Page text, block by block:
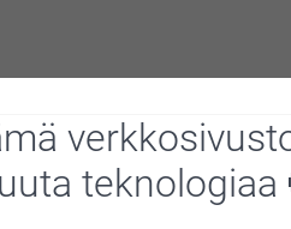
teknologiaa